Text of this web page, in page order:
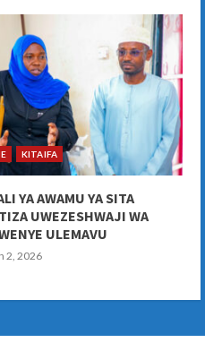
KITAIFA
YA AWAMU YA SITA
UWEZESHWAJI WA
ULEMAVU
2, 2026